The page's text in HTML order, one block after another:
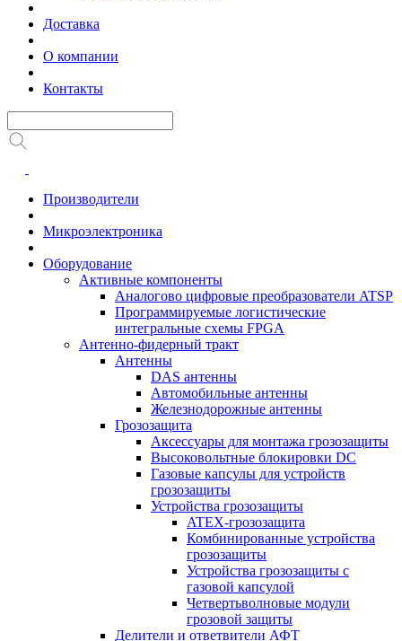
Доставка
О компании
Контакты
Производители
Микроэлектроника
Оборудование
Активные компоненты
Аналогово цифровые преобразователи ATSP
Программируемые логистические
интегральные схемы FPGA
Антенно-фидерный тракт
Антенны
DAS антенны
Автомобильные антенны
Железнодорожные антенны
Грозозащита
Аксессуары для монтажа грозозащиты
Высоковольтные блокировки DC
Газовые капсулы для устройств
грозозащиты
Устройства грозозащиты
ATEX-грозозащита
Комбинированные устройства
грозозащиты
Устройства грозозащиты с
газовой капсулой
Четвертьволновые модули
грозовой защиты
Делители и ответвители АФТ